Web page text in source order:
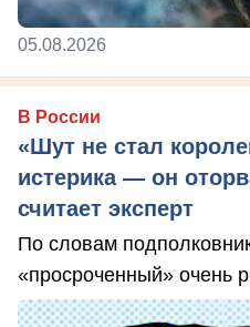
05.08.2026
В России
«Шут не стал
истерика — он
считает эксперт
По словам
«просроченный» очень